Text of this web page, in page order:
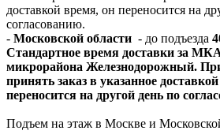
доставкой время, он переносится на
согласованию.
- Московской области - до подъезда
Стандартное время доставки за
микрорайона Железнодорожный.
принять заказ в указанное
переносится на другой день по
Подъем на этаж в Москве и